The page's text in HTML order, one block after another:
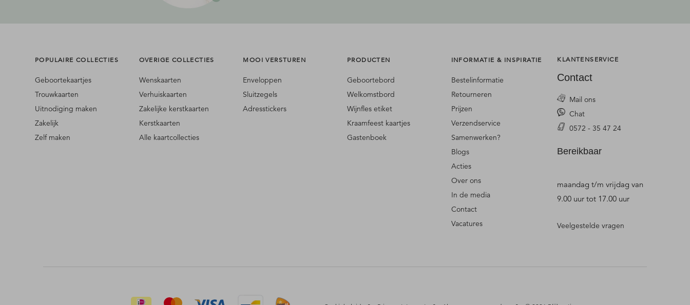
POPULAIRE COLLECTIES
Geboortekaartjes
Trouwkaarten
Uitnodiging maken
Zakelijk
Zelf maken
OVERIGE COLLECTIES
Wenskaarten
Verhuiskaarten
Zakelijke kerstkaarten
Kerstkaarten
Alle kaartcollecties
MOOI VERSTUREN
Enveloppen
Sluitzegels
Adresstickers
PRODUCTEN
Geboortebord
Welkomstbord
Wijnfles etiket
Kraamfeest kaartjes
Gastenboek
INFORMATIE & INSPIRATIE
Bestelinformatie
Retourneren
Prijzen
Verzendservice
Samenwerken?
Blogs
Acties
Over ons
In de media
Contact
Vacatures
KLANTENSERVICE
Contact
Mail ons
Chat
0572 - 35 47 24
Bereikbaar
maandag t/m vrijdag van
9.00 uur tot 17.00 uur
Veelgestelde vragen